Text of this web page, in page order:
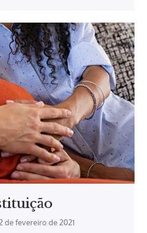
de fevereiro de 2021